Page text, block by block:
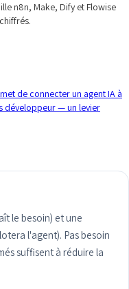
n8n, Make, Dify et Flowise
de connecter un agent IA à
développeur — un levier
le besoin) et une
l'agent). Pas besoin
suffisent à réduire la